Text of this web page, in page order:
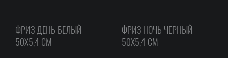
ФРИЗ ДЕНЬ БЕЛЫЙ
50Х5,4 СМ
ФРИЗ НОЧЬ ЧЕРНЫЙ
50Х5,4 СМ